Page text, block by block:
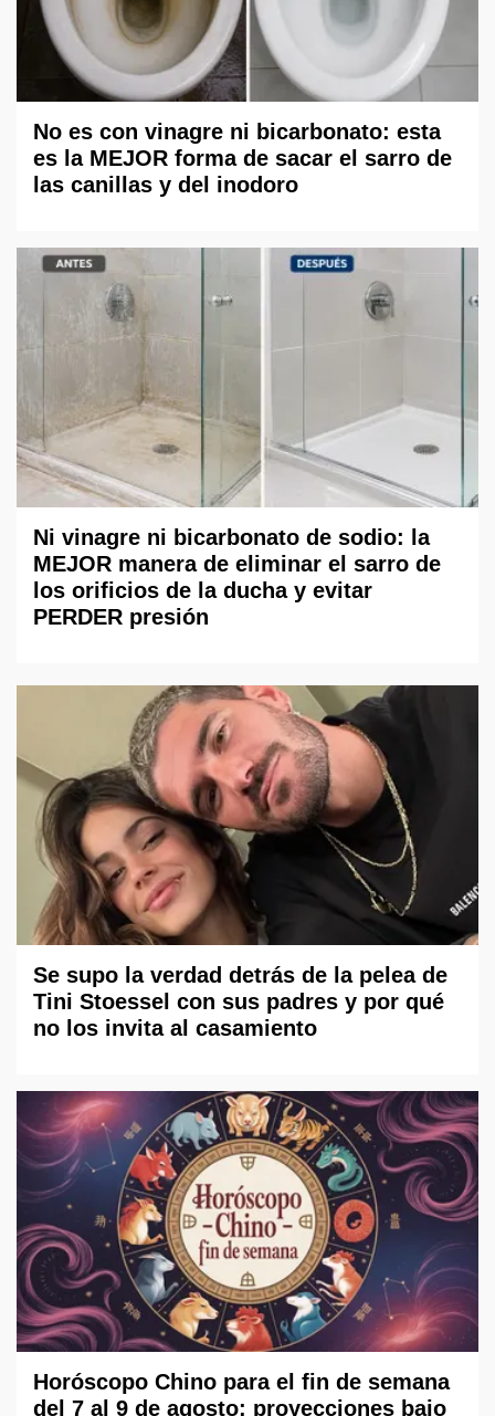
No es con vinagre ni bicarbonato: esta
es la MEJOR forma de sacar el sarro de
las canillas y del inodoro
Ni vinagre ni bicarbonato de sodio: la
MEJOR manera de eliminar el sarro de
los orificios de la ducha y evitar
PERDER presión
Se supo la verdad detrás de la pelea de
Tini Stoessel con sus padres y por qué
no los invita al casamiento
Horóscopo Chino para el fin de semana
del 7 al 9 de agosto: proyecciones bajo